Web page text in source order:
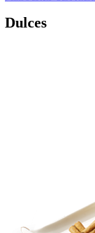
Dulces